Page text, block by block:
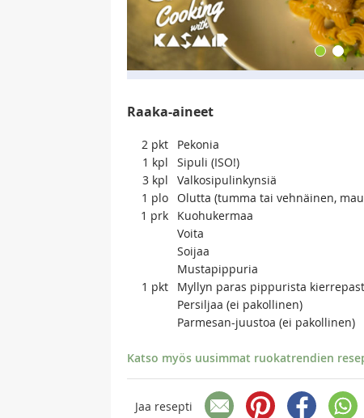
Raaka-aineet
2 pkt
Pekonia
1 kpl
Sipuli (ISO!)
3 kpl
Valkosipulinkynsiä
1 plo Olutta (tumma tai vehnäinen,
1 prk
Kuohukermaa
Voita
Soijaa
Mustapippuria
1 pkt
Myllyn paras pippurista
Persiljaa (ei pakollinen)
Parmesan-juustoa (ei pakollinen)
Katso myös uusimmat ruokatrendien
Jaa resepti